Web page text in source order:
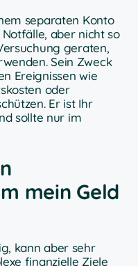
separaten Konto
aber nicht so
geraten,
Sein Zweck
Ereignissen wie
oder
Er ist Ihr
sollte nur im
mein Geld
kann aber sehr
finanzielle Ziele